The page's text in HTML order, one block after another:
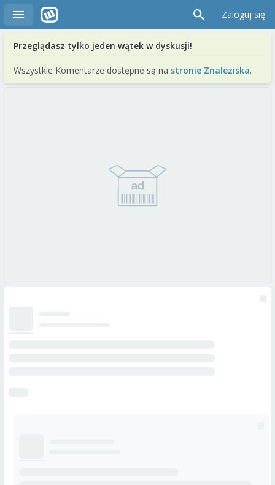
Zaloguj się
Przeglądasz tylko jeden wątek w dyskusji!
Wszystkie Komentarze dostępne są na stronie Znaleziska.